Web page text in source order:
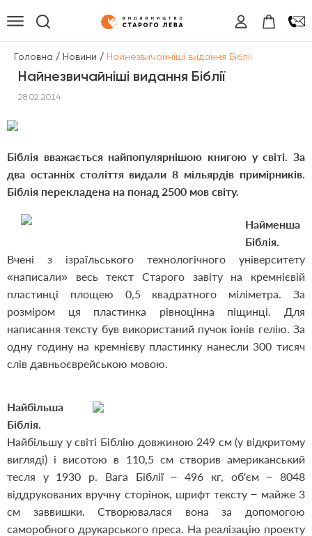
Головна / Новини / Найнезвичайніші видання Біблії
Найнезвичайніші видання Біблії
28.02.2014
Біблія вважається найпопулярнішою книгою у світі. За
два останніх століття видали 8 мільярдів примірників.
Біблія перекладена на понад 2500 мов світу.
Найменша
Біблія.
Вчені з ізраїльського технологічного університету
«написали» весь текст Старого завіту на кремнієвій
пластинці площею 0,5 квадратного міліметра. За
розміром ця пластинка рівноцінна піщинці. Для
написання тексту був використаний пучок іонів гелію. За
одну годину на кремнієву пластинку нанесли 300 тисяч
слів давньоєврейською мовою.
Найбільша
Біблія.
Найбільшу у світі Біблію довжиною 249 см (у відкритому
вигляді) і висотою в 110,5 см створив американський
тесля у 1930 р. Вага Біблії − 496 кг, об'єм − 8048
віддрукованих вручну сторінок, шрифт тексту − майже 3
см заввишки. Створювалася вона за допомогою
саморобного друкарського преса. На реалізацію проекту